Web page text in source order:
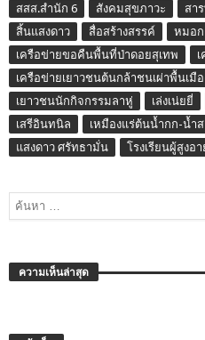
สสส.สำนัก 6
สังคมสุขภาวะ
สา
สิ้นแสงดาว
สื่อสร้างสรรค์ หมอ
เครือข่ายขอคืนพื้นที่ป่าดอยสุเทพ
เครือข่ายเยาวชนต้นกล้าชนเผ่าพื้นเมือ
เยาวชนนักกิจกรรมลาหู่
เล่งเน่ยยี่
เสรีอินทนิล
เหมืองแร่ต้นน้ำกก-น้ำ
แสงดาว ศรัทธามั่น
โรงเรียนผู้สูงอา
ความเห็นล่าสุด